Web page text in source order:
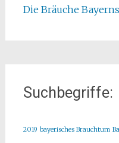
Die Bräuche
Suchbegriffe:
2019 bayerisches Brauchtum